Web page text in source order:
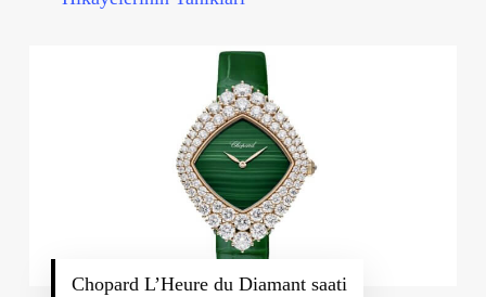
Chopard L’Heure du Diamant saati